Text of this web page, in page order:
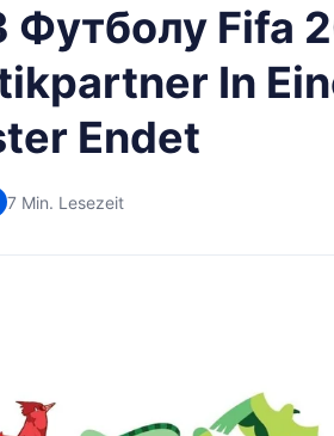
Футболу Fifa
In
Endet
7 Min. Lesezeit